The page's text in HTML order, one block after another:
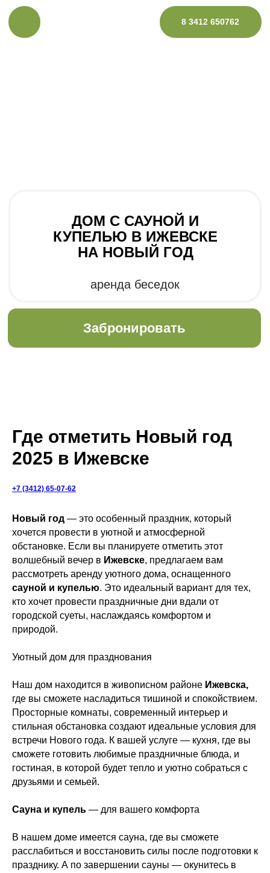
8 3412 650762
Забронировать
Где отметить Новый год
2025 в Ижевске
+7 (3412) 65-07-62
Новый год — это особенный праздник, который
хочется провести в уютной и атмосферной
обстановке. Если вы планируете отметить этот
волшебный вечер в Ижевске, предлагаем вам
рассмотреть аренду уютного дома, оснащенного
сауной и купелью. Это идеальный вариант для тех,
кто хочет провести праздничные дни вдали от
городской суеты, наслаждаясь комфортом и
природой.
Уютный дом для празднования
Наш дом находится в живописном районе Ижевска,
где вы сможете насладиться тишиной и спокойствием.
Просторные комнаты, современный интерьер и
стильная обстановка создают идеальные условия для
встречи Нового года. К вашей услуге — кухня, где вы
сможете готовить любимые праздничные блюда, и
гостиная, в которой будет тепло и уютно собраться с
друзьями и семьей.
Сауна и купель — для вашего комфорта
В нашем доме имеется сауна, где вы сможете
расслабиться и восстановить силы после подготовки к
празднику. А по завершении сауны — окунитесь в